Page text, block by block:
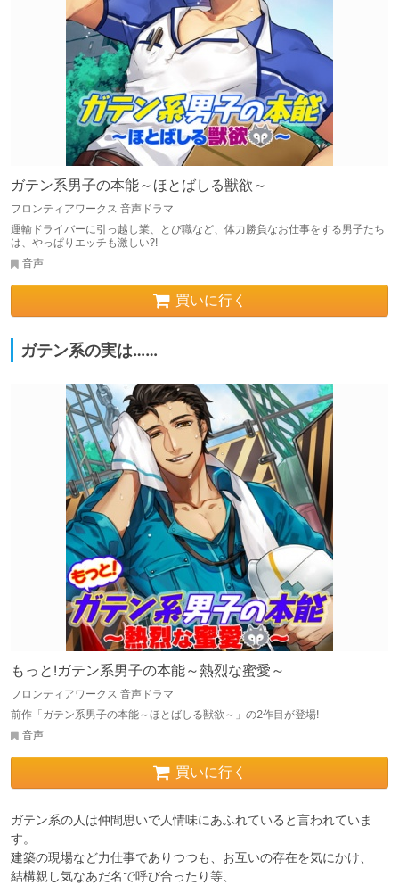
ガテン系男子の本能～ほとばしる獣欲～
フロンティアワークス 音声ドラマ
運輸ドライバーに引っ越し業、とび職など、体力勝負なお仕事をする男子たち
は、やっぱりエッチも激しい?!
音声
買いに行く
ガテン系の実は……
もっと!ガテン系男子の本能～熱烈な蜜愛～
フロンティアワークス 音声ドラマ
前作「ガテン系男子の本能～ほとばしる獣欲～」の2作目が登場!
音声
買いに行く
ガテン系の人は仲間思いで人情味にあふれていると言われていま
す。
建築の現場など力仕事でありつつも、お互いの存在を気にかけ、
結構親し気なあだ名で呼び合ったり等、